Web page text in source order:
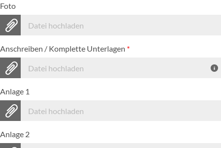
Foto
Datei hochladen
Anschreiben / Komplette Unterlagen *
Datei hochladen
Anlage 1
Datei hochladen
Anlage 2